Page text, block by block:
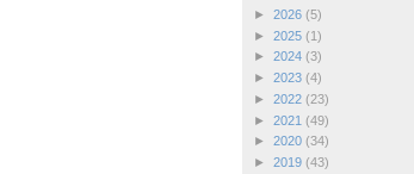
► 2026 (5)
► 2025 (1)
► 2024 (3)
► 2023 (4)
► 2022 (23)
► 2021 (49)
► 2020 (34)
► 2019 (43)